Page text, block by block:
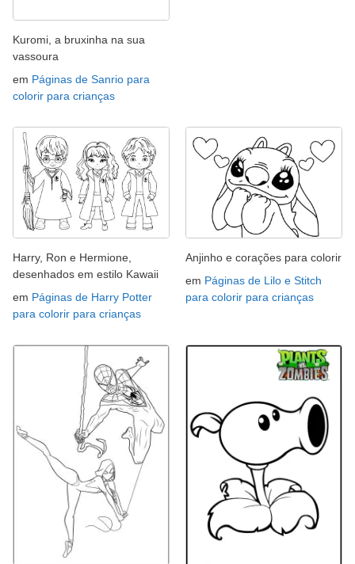
Kuromi, a bruxinha na sua
vassoura
em Páginas de Sanrio para
colorir para crianças
Harry, Ron e Hermione,
desenhados em estilo Kawaii
em Páginas de Harry Potter
para colorir para crianças
Anjinho e corações para colorir
em Páginas de Lilo e Stitch
para colorir para crianças